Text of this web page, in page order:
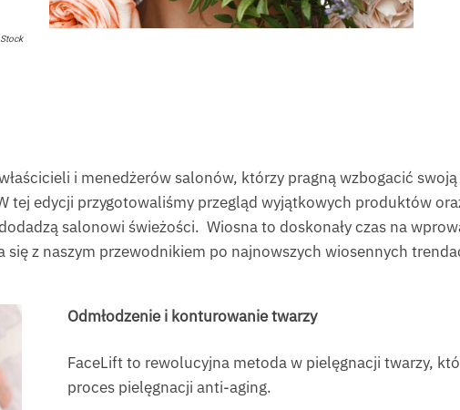
i menedżerów salonów, którzy pragną wzbogacić
tej edycji przygotowaliśmy przegląd wyjątkowych produktów
salonowi świeżości. Wiosna to doskonały czas na
się z naszym przewodnikiem po najnowszych wiosennych
Odmłodzenie i konturowanie twarzy
FaceLift to rewolucyjna metoda w pielęgnacji twarzy,
proces pielęgnacji anti-aging.